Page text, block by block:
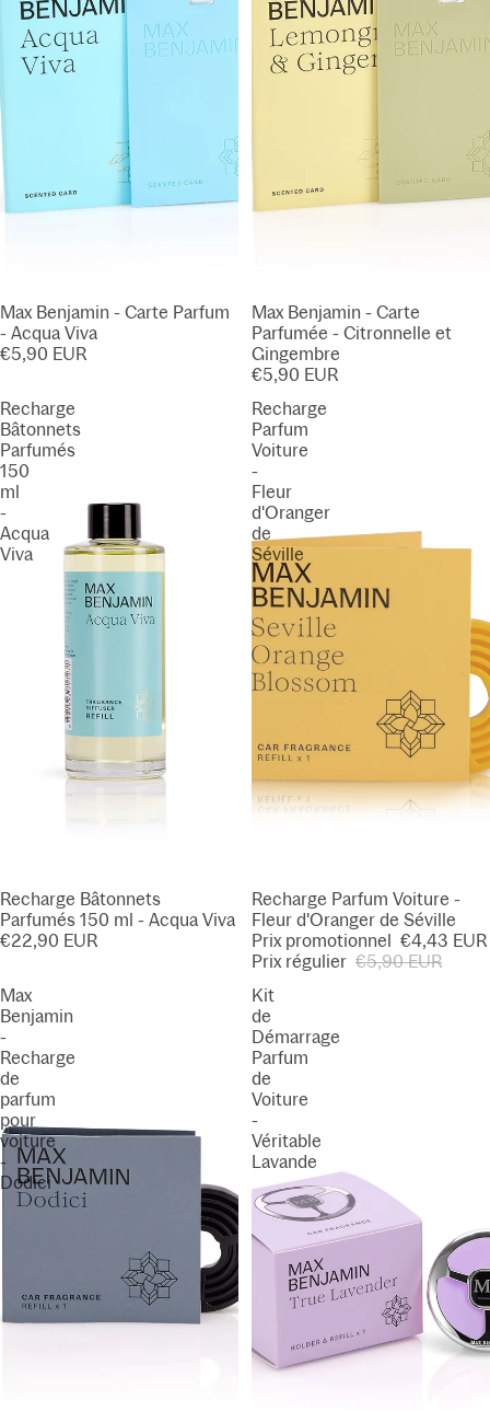
Max Benjamin - Carte Parfum
- Acqua Viva
€5,90 EUR
Max Benjamin - Carte
Parfumée - Citronnelle et
Gingembre
€5,90 EUR
Recharge
Bâtonnets
Parfumés
150
ml
-
Acqua
Viva
Recharge Bâtonnets
Parfumés 150 ml - Acqua Viva
€22,90 EUR
Recharge
Parfum
Voiture
-
Fleur
d'Oranger
de
Séville
PROMOTION
Recharge Parfum Voiture -
Fleur d'Oranger de Séville
Prix promotionnel €4,43 EUR
Prix régulier €5,90 EUR
Max
Benjamin
-
Recharge
de
parfum
pour
voiture
-
Dodici
Kit
de
Démarrage
Parfum
de
Voiture
-
Véritable
Lavande